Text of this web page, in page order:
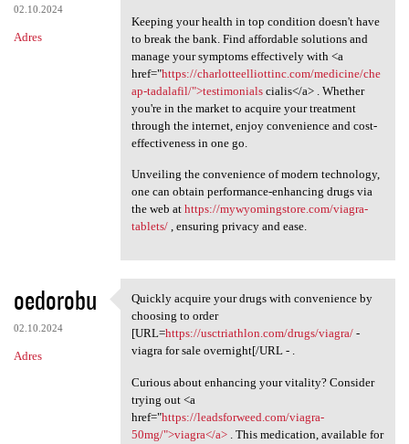
02.10.2024
Adres
Keeping your health in top condition doesn't have
to break the bank. Find affordable solutions and
manage your symptoms effectively with <a
href="https://charlotteelliottinc.com/medicine/che
ap-tadalafil/">testimonialscialis</a> . Whether
you're in the market to acquire your treatment
through the internet, enjoy convenience and cost-
effectiveness in one go.
Unveiling the convenience of modern technology,
one can obtain performance-enhancing drugs via
the web at https://mywyomingstore.com/viagra-
tablets/, ensuring privacy and ease.
oedorobu
02.10.2024
Adres
Quickly acquire your drugs
Quickly acquire your drugs with convenience by
choosing to order
[URL=https://usctriathlon.com/drugs/viagra/-
viagra for sale overnight[/URL - .
Curious about enhancing your vitality? Consider
trying out <a
href="https://leadsforweed.com/viagra-
50mg/">viagra</a>. This medication, available for